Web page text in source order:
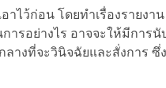
าไว้ก่อน โดยทำเรื่องรายง
ารอย่างไร อาจจะให้มีการ
งที่จะวินิจฉัยและสั่งการ ซึ่